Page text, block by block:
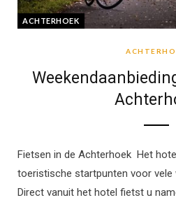
ACHTERHOEK
Fietsen in de Achterhoek Het
toeristische startpunten voor
Direct vanuit het hotel fietst u